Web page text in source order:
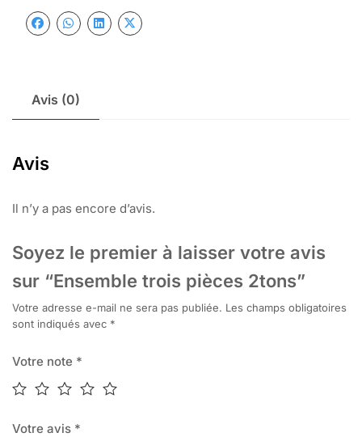
Avis (0)
Avis
Il n’y a pas encore d’avis.
Soyez le premier à laisser votre avis
sur “Ensemble trois pièces 2tons”
Votre adresse e-mail ne sera pas publiée. Les champs obligatoires
sont indiqués avec *
Votre note *
Votre avis *